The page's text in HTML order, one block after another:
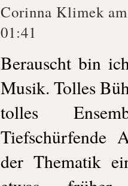
Corinna Klimek
01:41
Berauscht bin
Musik. Tolles
tolles
Tiefschürfende
der Thematik